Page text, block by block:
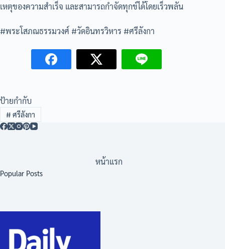
เหตุของความสำเร็จ และสามารถกำจัดทุกข์ได้โดยเร็วพลัน
#พระโสภณธรรมวงศ์ #วัดอินทรวิหาร #ศรีลังกา
ป้ายกำกับ
# ศรีลังกา
หน้าแรก
Popular Posts